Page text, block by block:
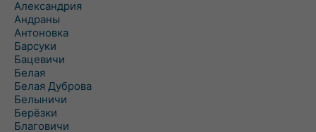
Александрия
Андраны
Антоновка
Барсуки
Бацевичи
Белая
Белая Дуброва
Белыничи
Берёзки
Благовичи